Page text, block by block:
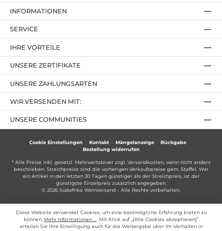
IHRE VORTEILE
UNSERE ZAHLUNGSARTEN
UNSERE ZERTIFIKATE
INFORMATIONEN
SERVICE
UNSERE COMMUNITIES
WIR VERSENDEN MIT:
Cookie Einstellungen Kontakt Mängelanzeige
Rückgabe
Bestellung widerrufen
* Alle Preise inkl. gesetzl. Mehrwertsteuer zzgl. Versandkosten, wenn nicht anders
beschrieben. Streichpreise sind die vorherigen Verkaufspreise gem. Staffel. War
ein Artikel in den letzten 30 Tagen günstiger als der Streichpreis, ist der
günstigste Einzelpreis zusätzlich angegeben.
© 2026 Südafrika Weinversand - Alle Rechte vorbehalten.
Diese Website verwendet Cookies, um eine bestmögliche Erfahrung bieten zu
können. Mehr Informationen ...
. Mit Klick auf „[Alle Cookies akzeptieren]“
erteilen Sie Ihre Einwilligung auch für die Weitergabe über Ihr Verhalten in